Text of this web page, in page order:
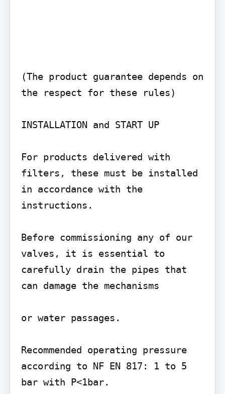
(The product guarantee depends on
the respect for these rules)
INSTALLATION and START UP
For products delivered with
filters, these must be installed
in accordance with the
instructions.
Before commissioning any of our
valves, it is essential to
carefully drain the pipes that
can damage the mechanisms
or water passages.
Recommended operating pressure
according to NF EN 817: 1 to 5
bar with P<1bar.